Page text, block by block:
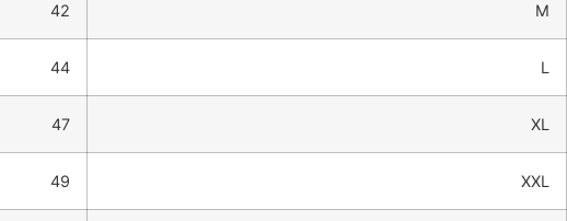
M
42
L
44
XL
47
XXL
49